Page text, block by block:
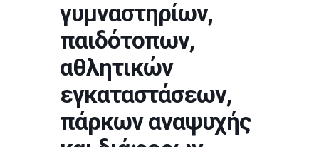
γυμναστηρίων,
παιδότοπων,
αθλητικών
εγκαταστάσεων,
πάρκων αναψυχής